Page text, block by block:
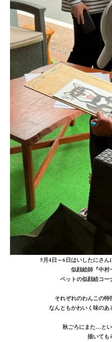
5月4日～6日はいしたにさん
似顔絵師『中村
ペットの似顔絵コー
それぞれのわんこの
なんともかわいく味の
秋ごろにまた…と
描いても